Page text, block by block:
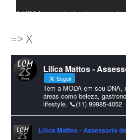
A LCM Assessoria deseja um
amigos que sempre nos
#lcmassessoriassessoria#natal
#HappyNewYear
Foto
Visualizar no Facebook · Compartilhar
Lilica Mattos -
=> X
Lilica Mattos -
Seguir
Tem a MODA em seu
áreas como beleza,
lifestyle. 📞(11) 99985-4052
Lilica Mattos - Assessoria